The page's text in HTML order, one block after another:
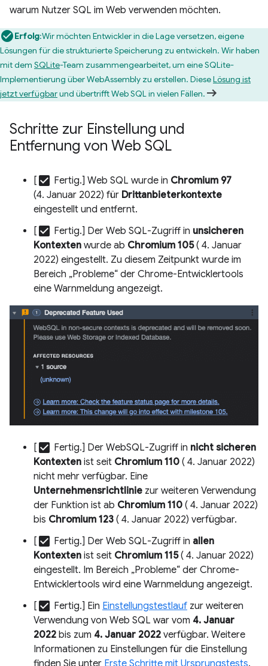
warum Nutzer SQL im Web verwenden möchten.
Erfolg:Wir möchten Entwickler in die Lage versetzen, eigene
Lösungen für die strukturierte Speicherung zu entwickeln. Wir haben
mit dem SQLite-Team zusammengearbeitet, um eine SQLite-
Implementierung über WebAssembly zu erstellen. DieseLösung ist
jetzt verfügbarund übertrifft Web SQL in vielen Fällen.
Schritte zur Einstellung und
Entfernung von Web SQL
[ check_box Fertig.] Web SQL wurde in Chromium 97
(4. Januar 2022) für Drittanbieterkontexte
eingestellt und entfernt.
[ check_box Fertig.] Der Web SQL-Zugriff in unsicheren
Kontexten wurde ab Chromium 105( 4. Januar
2022) eingestellt. Zu diesem Zeitpunkt wurde im
Bereich „Probleme“ der Chrome-Entwicklertools
eine Warnmeldung angezeigt.
[ check_box Fertig.] Der WebSQL-Zugriff in nicht sicheren
Kontexten ist seit Chromium 110 ( 4. Januar 2022)
nicht mehr verfügbar. Eine
Unternehmensrichtlinie zur weiteren Verwendung
der Funktion ist ab Chromium 110 ( 4. Januar 2022)
bis Chromium 123 ( 4. Januar 2022) verfügbar.
[ check_box Fertig.] Der Web SQL-Zugriff in allen
Kontexten ist seit Chromium 115( 4. Januar 2022)
eingestellt. Im Bereich „Probleme“ der Chrome-
Entwicklertools wird eine Warnmeldung angezeigt.
[ check_box Fertig.] Ein Einstellungstestlauf zur weiteren
Verwendung von Web SQL war vom 4. Januar
2022 bis zum 4. Januar 2022 verfügbar. Weitere
Informationen zu Einstellungen für die Einstellung